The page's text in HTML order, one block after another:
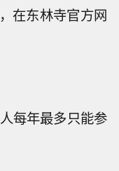
在东林寺官方网
每年最多只能参